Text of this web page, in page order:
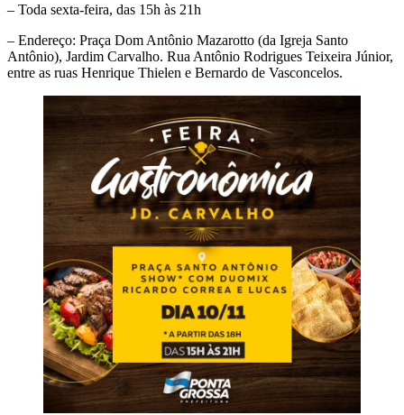
– Toda sexta-feira, das 15h às 21h
– Endereço: Praça Dom Antônio Mazarotto (da Igreja Santo
Antônio), Jardim Carvalho. Rua Antônio Rodrigues Teixeira Júnior,
entre as ruas Henrique Thielen e Bernardo de Vasconcelos.